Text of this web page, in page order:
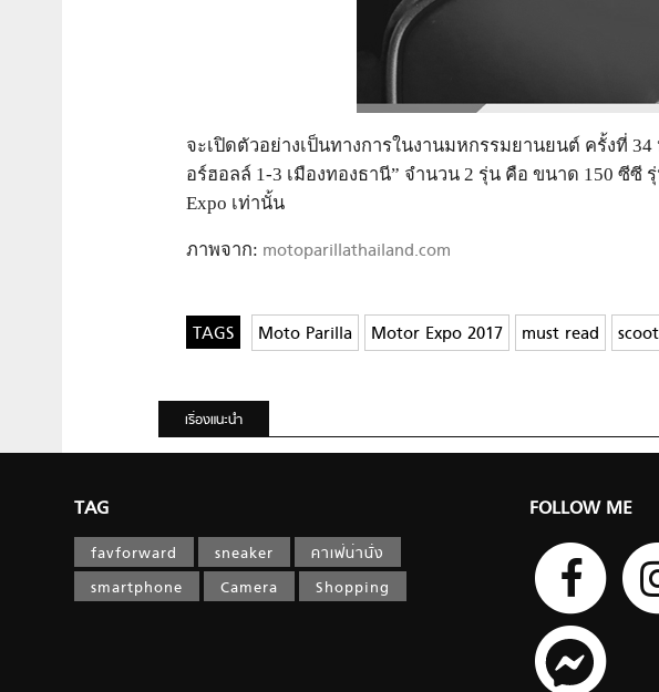
จะเปิดตัวอย่างเป็นทางการในงานมหกรรมยานยนต์ ครั้งที่
อร์ฮอลล์ 1-3 เมืองทองธานี” จำนวน 2 รุ่น คือ ขนาด 150 ซี
Expo เท่านั้น
ภาพจาก: motoparillathailand.com
Moto Parilla Motor Expo 2017 must read
เรื่องแนะนำ
TAG
favforward sneaker
คาเฟ่น่านั่ง
smartphone
Camera Shopping
FOLLOW ME